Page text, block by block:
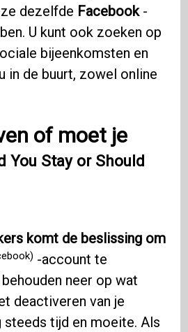
dezelfde Facebook-
U kunt ook zoeken op
bijeenkomsten en
in de buurt, zowel online
of moet je
You Stay or Should
komt de beslissing om
-account te
neer op wat
deactiveren van je
tijd en moeite. Als